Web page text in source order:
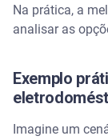
Na prática, a
analisar as
Exemplo
Imagine um